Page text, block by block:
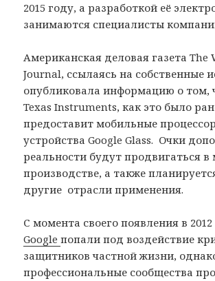
2015 году, а разработкой её
занимаются специалисты
Американская деловая газета The
Journal, ссылаясь на собственные
опубликовала информацию о том,
Texas Instruments, как это было
предоставит мобильные
устройства Google Glass. Очки
реальности будут продвигаться
производстве, а также
другие отрасли применения.
С момента своего появления в
Googleпопали под воздействие
защитников частной жизни,
профессиональные сообщества